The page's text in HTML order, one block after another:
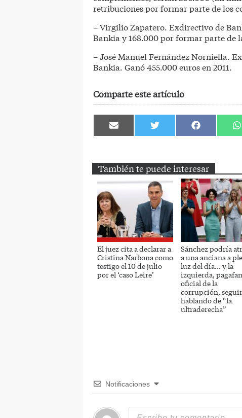
retribuciones por formar parte de los
– Virgilio Zapatero. Exdirectivo de
Bankia y 168.000 por formar parte de
– José Manuel Fernández Norniella.
Bankia. Ganó 455.000 euros en 2011.
Comparte este artículo
Compartir
en
Compartir
en
Compartir
en
También te puede interesar
El juez cita a declarar a
Cristina Narbona como
testigo el 10 de julio
por el ‘caso Leire’
Sánchez podría
a una anciana a
luz del día… y la
izquierda,
oficial de la
corrupción,
hablando de “la
ultraderecha”
Notificaciones